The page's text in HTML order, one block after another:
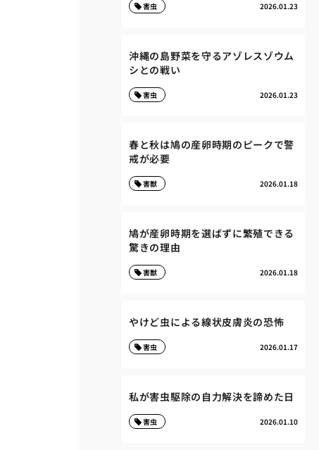
2026.01.23
害虫
沖縄の島野菜を守るアゾレスゾウム
シとの戦い
2026.01.23
害虫
春と秋は鳩の産卵時期のピークで警
戒が必要
2026.01.18
害獣
鳩が産卵時期を選ばずに繁殖できる
驚きの理由
2026.01.18
害獣
やけど虫による線状皮膚炎の恐怖
2026.01.17
害虫
私が害虫駆除の自力解決を諦めた日
2026.01.10
害虫